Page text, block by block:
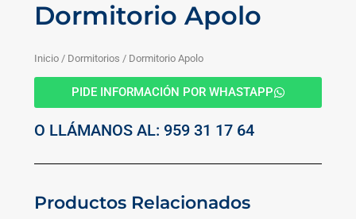
Dormitorio Apolo
Inicio / Dormitorios / Dormitorio Apolo
PIDE INFORMACIÓN POR WHASTAPP
O LLÁMANOS AL: 959 31 17 64
Productos Relacionados